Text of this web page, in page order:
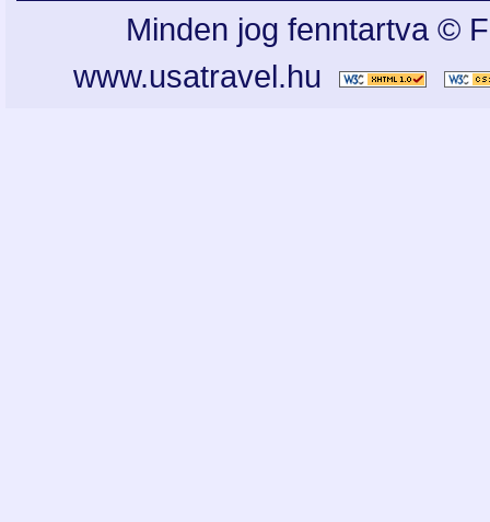
Minden jog fenntartva ©
www.usatravel.hu